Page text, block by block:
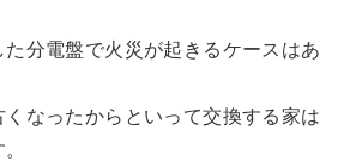
分電盤で火災が起きるケースはあ
くなったからといって交換する家は